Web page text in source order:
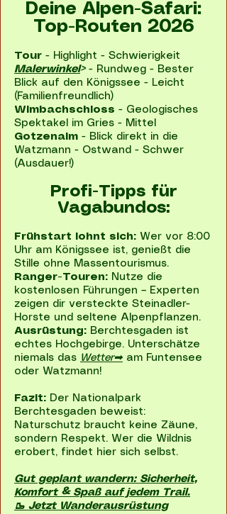
Deine Alpen-Safari:
Top-Routen 2026
Tour - Highlight - Schwierigkeit
Malerwinkel> - Rundweg - Bester
Blick auf den Königssee - Leicht
(Familienfreundlich)
Wimbachschloss - Geologisches
Spektakel im Gries - Mittel
Gotzenalm - Blick direkt in die
Watzmann - Ostwand - Schwer
(Ausdauer!)
Profi-Tipps für
Vagabundos:
Frühstart lohnt sich: Wer vor 8:00
Uhr am Königssee ist, genießt die
Stille ohne Massentourismus.
Ranger-Touren: Nutze die
kostenlosen Führungen – Experten
zeigen dir versteckte Steinadler-
Horste und seltene Alpenpflanzen.
Ausrüstung: Berchtesgaden ist
echtes Hochgebirge. Unterschätze
niemals das Wetter➡am Funtensee
oder Watzmann!
Fazit: Der Nationalpark
Berchtesgaden beweist:
Naturschutz braucht keine Zäune,
sondern Respekt. Wer die Wildnis
erobert, findet hier sich selbst.
Gut geplant wandern: Sicherheit,
Komfort & Spaß auf jedem Trail.
🥾 Jetzt Wanderausrüstung